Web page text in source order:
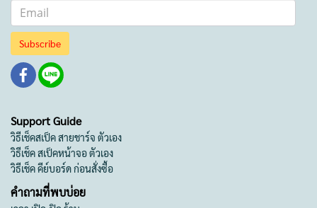
Subscribe
Support Guide
วิธีเช็คสเป็ค สายชาร์จ ตัวเอง
วิธีเช็ค สเป็คหน้าจอ ตัวเอง
วิธีเช็ค คีย์บอร์ด ก่อนสั่งซื้อ
คำถามที่พบบ่อย